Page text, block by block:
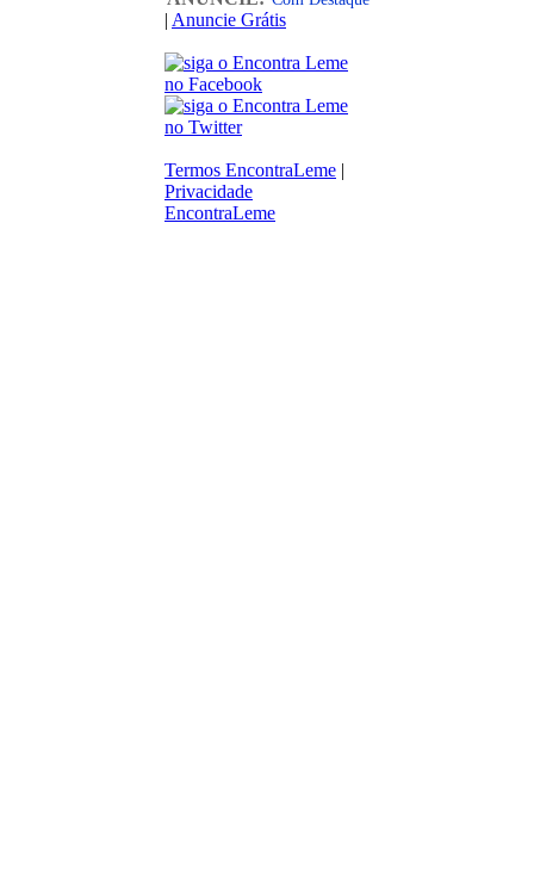
| Anuncie Grátis
Termos EncontraLeme |
Privacidade
EncontraLeme